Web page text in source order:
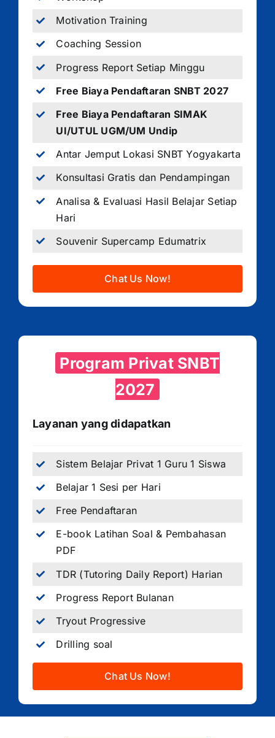
Motivation Training
Coaching Session
Progress Report Setiap Minggu
Free Biaya Pendaftaran SNBT 2027
Free Biaya Pendaftaran SIMAK
UI/UTUL UGM/UM Undip
Antar Jemput Lokasi SNBT Yogyakarta
Konsultasi Gratis dan Pendampingan
Analisa & Evaluasi Hasil Belajar Setiap
Hari
Souvenir Supercamp Edumatrix
Chat Us Now!
Program Privat SNBT
2027
Layanan yang didapatkan
Sistem Belajar Privat 1 Guru 1 Siswa
Belajar 1 Sesi per Hari
Free Pendaftaran
E-book Latihan Soal & Pembahasan
PDF
TDR (Tutoring Daily Report) Harian
Progress Report Bulanan
Tryout Progressive
Drilling soal
Chat Us Now!